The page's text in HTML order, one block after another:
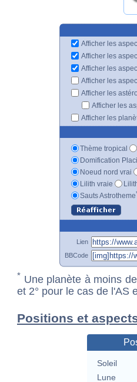
Afficher les
Afficher les
Afficher les
Afficher les
Afficher les
Afficher les
Afficher les
Thème tropical
Domification
Noeud nord vrai
Lilith vraie
Sauts Astrotheme
Lien
BBCode
* Une planète à moins
et 2° pour le cas de l'AS
Positions et
Soleil
Lune